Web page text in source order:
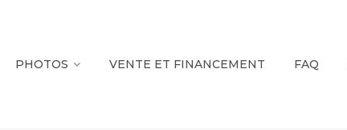
PHOTOS VENTE ET FINANCEMENT FAQ